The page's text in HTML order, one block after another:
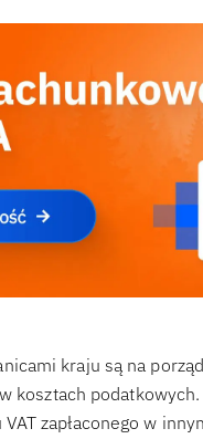
kraju są na
kosztach
VAT zapłaconego w